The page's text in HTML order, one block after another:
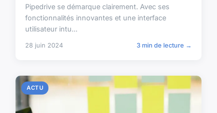
Pipedrive se démarque clairement. Avec ses
fonctionnalités innovantes et une interface
utilisateur intu...
28 juin 2024 3 min de lecture →
ACTU